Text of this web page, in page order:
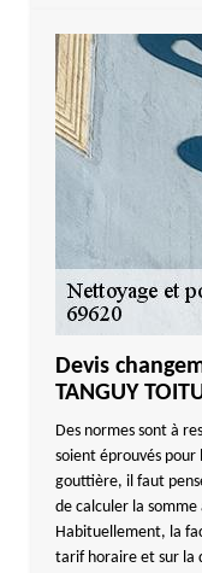
Devis
TANGUY
Des normes sont à
soient éprouvés
gouttière, il faut
de calculer la
Habituellement, la
tarif horaire et sur la